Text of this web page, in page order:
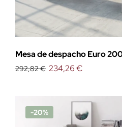
Mesa de despacho Euro
292,82 € 234,26 €
-20%